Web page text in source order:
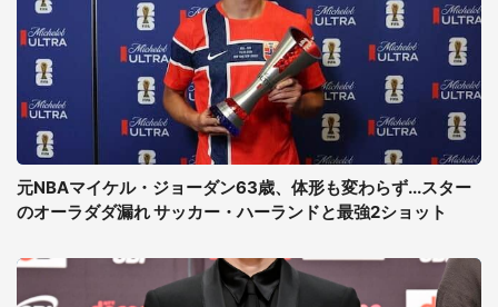
元NBAマイケル・ジョーダン63歳、体形も変わらず...スター
のオーラダダ漏れ サッカー・ハーランドと最強2ショット